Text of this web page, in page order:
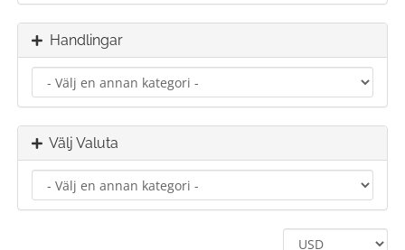
Handlingar
Välj Valuta